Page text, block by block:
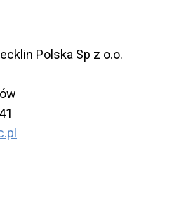
Polska Sp z o.o.